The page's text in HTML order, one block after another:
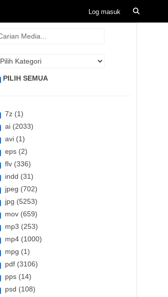
PILIH SEMUA
7z (1)
ai (2033)
avi (1)
eps (2)
flv (336)
indd (31)
jpeg (702)
jpg (5253)
mov (659)
mp3 (253)
mp4 (1000)
mpg (1)
pdf (3106)
pps (14)
psd (108)